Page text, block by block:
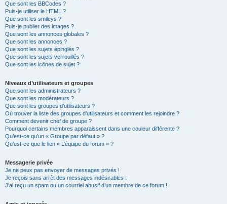
Que sont les BBCodes ?
Puis-je utiliser le HTML ?
Que sont les smileys ?
Puis-je publier des images ?
Que sont les annonces globales ?
Que sont les annonces ?
Que sont les sujets épinglés ?
Que sont les sujets verrouillés ?
Que sont les icônes de sujet ?
Niveaux d’utilisateurs et groupes
Que sont les administrateurs ?
Que sont les modérateurs ?
Que sont les groupes d’utilisateurs ?
Où trouver la liste des groupes d’utilisateurs et comment les rejoindre ?
Comment devenir chef de groupe ?
Pourquoi certains membres apparaissent dans une couleur différente ?
Qu’est-ce qu’un « Groupe par défaut » ?
Qu’est-ce que le lien « L’équipe du forum » ?
Messagerie privée
Je ne peux pas envoyer de messages privés !
Je reçois sans arrêt des messages indésirables !
J’ai reçu un spam ou un courriel abusif d’un membre de ce forum !